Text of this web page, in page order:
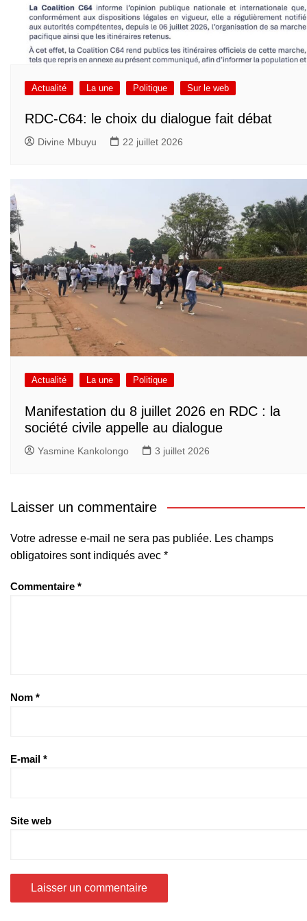
Actualité La une Politique Sur le web
RDC-C64: le choix du dialogue fait débat
Divine Mbuyu 22 juillet 2026
Actualité La une Politique
Manifestation du 8 juillet 2026 en RDC : la
société civile appelle au dialogue
Yasmine Kankolongo 3 juillet 2026
Laisser un commentaire
Votre adresse e-mail ne sera pas publiée. Les champs
obligatoires sont indiqués avec *
Commentaire *
Nom *
E-mail *
Site web